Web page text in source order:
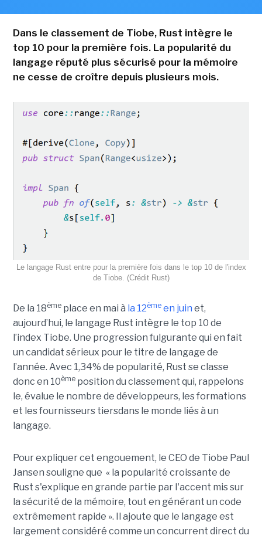
Dans le classement de Tiobe, Rust intègre le
top 10 pour la première fois. La popularité du
langage réputé plus sécurisé pour la mémoire
ne cesse de croître depuis plusieurs mois.
Le langage Rust entre pour la première fois dans le top 10 de l'index
de Tiobe. (Crédit Rust)
De la 18èmeplace en mai à la 12èmeen juin et,
aujourd’hui, le langage Rust intègre le top 10 de
l’index Tiobe. Une progression fulgurante qui en fait
un candidat sérieux pour le titre de langage de
l’année. Avec 1,34% de popularité, Rust se classe
donc en 10èmeposition du classement qui, rappelons
le, évalue le nombre de développeurs, les formations
et les fournisseurs tiersdans le monde liés à un
langage.
Pour expliquer cet engouement, le CEO de Tiobe Paul
Jansen souligne que « la popularité croissante de
Rust s'explique en grande partie par l'accent mis sur
la sécurité de la mémoire, tout en générant un code
extrêmement rapide ». Il ajoute que le langage est
largement considéré comme un concurrent direct du